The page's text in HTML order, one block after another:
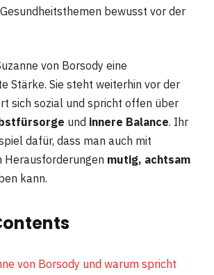
bewusst vor der
von Borsody eine
Stärke. Sie steht weiterhin vor der
sich sozial und spricht offen über
und innere Balance. Ihr
dafür, dass man auch mit
Herausforderungen mutig, achtsam
kann.
von Borsody und warum spricht